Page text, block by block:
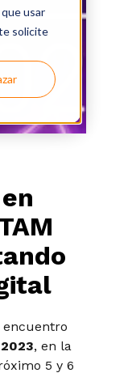
usar
solicite
encuentro
, en la
5 y 6